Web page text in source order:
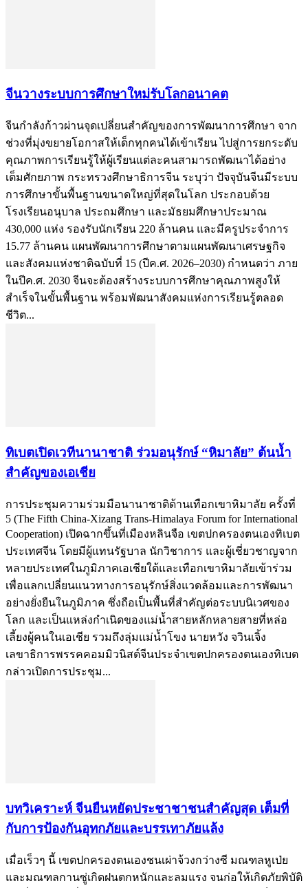
จีนวางระบบการศึกษาใหม่รับโลกอนาคต
จีนกำลังก้าวผ่านจุดเปลี่ยนสำคัญของการพัฒนาการศึกษา จาก
ช่วงที่มุ่งขยายโอกาสให้เด็กทุกคนได้เข้าเรียน ไปสู่การยกระดับ
คุณภาพการเรียนรู้ให้ผู้เรียนแต่ละคนสามารถพัฒนาได้อย่าง
เต็มศักยภาพ กระทรวงศึกษาธิการจีน ระบุว่า ปัจจุบันจีนมีระบบ
การศึกษาขั้นพื้นฐานขนาดใหญ่ที่สุดในโลก ประกอบด้วย
โรงเรียนอนุบาล ประถมศึกษา และมัธยมศึกษาประมาณ
430,000 แห่ง รองรับนักเรียน 220 ล้านคน และมีครูประจำการ
15.77 ล้านคน แผนพัฒนาการศึกษาตามแผนพัฒนาเศรษฐกิจ
และสังคมแห่งชาติฉบับที่ 15 (ปีค.ศ. 2026–2030) กำหนดว่า ภาย
ในปีค.ศ. 2030 จีนจะต้องสร้างระบบการศึกษาคุณภาพสูงให้
สำเร็จในขั้นพื้นฐาน พร้อมพัฒนาสังคมแห่งการเรียนรู้ตลอด
ชีวิต...
ทิเบตเปิดเวทีนานาชาติ ร่วมอนุรักษ์ “หิมาลัย” ต้นน้ำ
สำคัญของเอเชีย
การประชุมความร่วมมือนานาชาติด้านเทือกเขาหิมาลัย ครั้งที่
5 (The Fifth China-Xizang Trans-Himalaya Forum for International
Cooperation) เปิดฉากขึ้นที่เมืองหลินจือ เขตปกครองตนเองทิเบต
ประเทศจีน โดยมีผู้แทนรัฐบาล นักวิชาการ และผู้เชี่ยวชาญจาก
หลายประเทศในภูมิภาคเอเชียใต้และเทือกเขาหิมาลัยเข้าร่วม
เพื่อแลกเปลี่ยนแนวทางการอนุรักษ์สิ่งแวดล้อมและการพัฒนา
อย่างยั่งยืนในภูมิภาค ซึ่งถือเป็นพื้นที่สำคัญต่อระบบนิเวศของ
โลก และเป็นแหล่งกำเนิดของแม่น้ำสายหลักหลายสายที่หล่อ
เลี้ยงผู้คนในเอเชีย รวมถึงลุ่มแม่น้ำโขง นายหวัง จวินเจิ้ง
เลขาธิการพรรคคอมมิวนิสต์จีนประจำเขตปกครองตนเองทิเบต
กล่าวเปิดการประชุม...
บทวิเคราะห์ จีนยืนหยัดประชาชาชนสำคัญสุด เต็มที่
กับการป้องกันอุทกภัยและบรรเทาภัยแล้ง
เมื่อเร็วๆ นี้ เขตปกครองตนเองชนเผ่าจ้วงกว่างซี มณฑลหูเป่ย
และมณฑลกานซู่เกิดฝนตกหนักและลมแรง จนก่อให้เกิดภัยพิบัติ